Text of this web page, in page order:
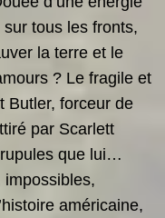
tous les fronts,
la terre et le
? Le fragile et
Butler, forceur de
par Scarlett
que lui…
américaine,